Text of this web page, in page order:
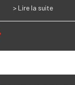
> Lire la suite